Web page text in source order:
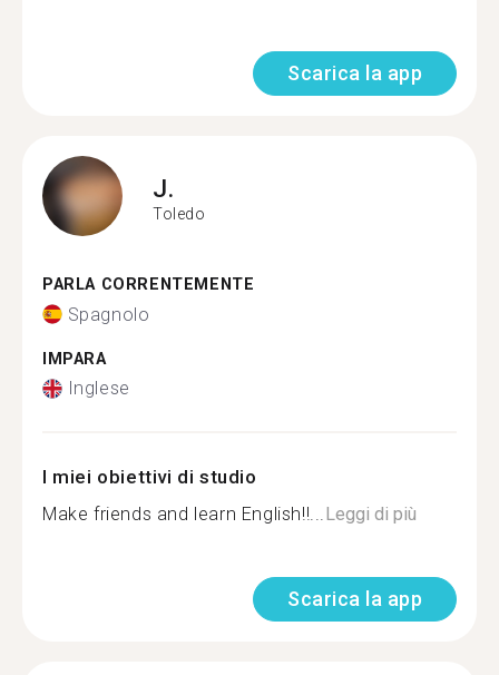
Scarica la app
J.
Toledo
PARLA CORRENTEMENTE
Spagnolo
IMPARA
Inglese
I miei obiettivi di studio
Make friends and learn English!!...Leggi di più
Scarica la app